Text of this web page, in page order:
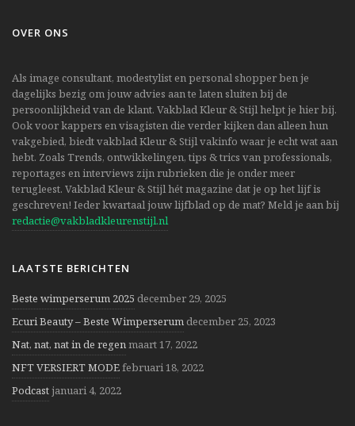
OVER ONS
Als image consultant, modestylist en personal shopper ben je
dagelijks bezig om jouw advies aan te laten sluiten bij de
persoonlijkheid van de klant. Vakblad Kleur & Stijl helpt je hier bij.
Ook voor kappers en visagisten die verder kijken dan alleen hun
vakgebied, biedt vakblad Kleur & Stijl vakinfo waar je echt wat aan
hebt. Zoals Trends, ontwikkelingen, tips & trics van professionals,
reportages en interviews zijn rubrieken die je onder meer
terugleest. Vakblad Kleur & Stijl hét magazine dat je op het lijf is
geschreven! Ieder kwartaal jouw lijfblad op de mat? Meld je aan bij
redactie@vakbladkleurenstijl.nl
LAATSTE BERICHTEN
Beste wimperserum 2025 december 29, 2025
Ecuri Beauty – Beste Wimperserum december 25, 2023
Nat, nat, nat in de regenmaart 17, 2022
NFT VERSIERT MODEfebruari 18, 2022
Podcastjanuari 4, 2022